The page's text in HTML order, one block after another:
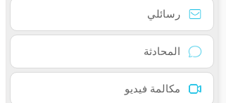
رسائلي
المحادثة
مكالمة فيديو